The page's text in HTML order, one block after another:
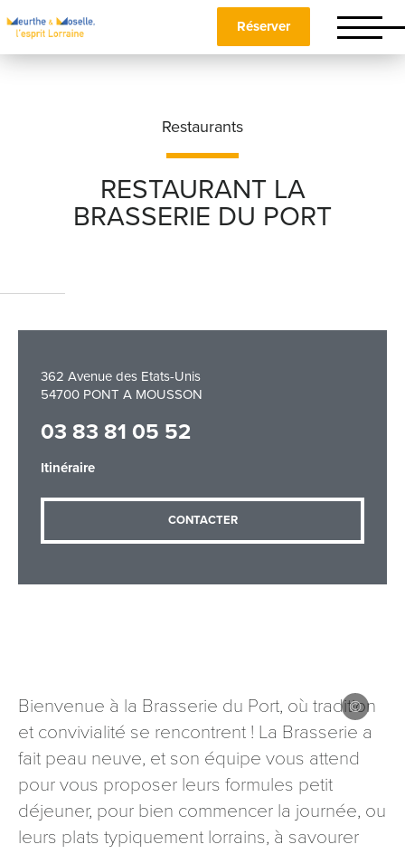
Réserver
Restaurants
RESTAURANT LA
BRASSERIE DU PORT
362 Avenue des Etats-Unis
54700 PONT A MOUSSON
03 83 81 05 52
Itinéraire
CONTACTER
Bienvenue à la Brasserie du Port, où tradition
et convivialité se rencontrent ! La Brasserie a
fait peau neuve, et son équipe vous attend
pour vous proposer leurs formules petit
déjeuner, pour bien commencer la journée, ou
leurs plats typiquement lorrains, à savourer
Nom*
Téléphone
Adresse email
Les informations recueillies à partir de ce formulaire sont
nécessaires au traitement de votre demande (sauf
mention contraire). Vous disposez d’un droit d’accès, de
rectification et d’opposition aux données vous concernant,
que vous pouvez exercer en adressant une demande par
courriel à tourisme@departement54.fr ou par courrier
signé accompagné de la copie d’un titre d’identité à
l’adresse suivante : Meurthe & Moselle Tourisme - 48